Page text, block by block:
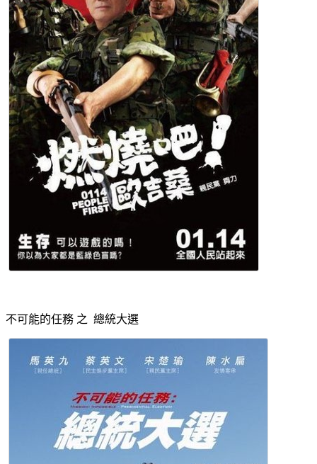
不可能的任務 之 總統大選